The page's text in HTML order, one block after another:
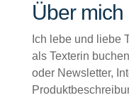
Über mich
Ich lebe und liebe
als Texterin
oder Newsletter,